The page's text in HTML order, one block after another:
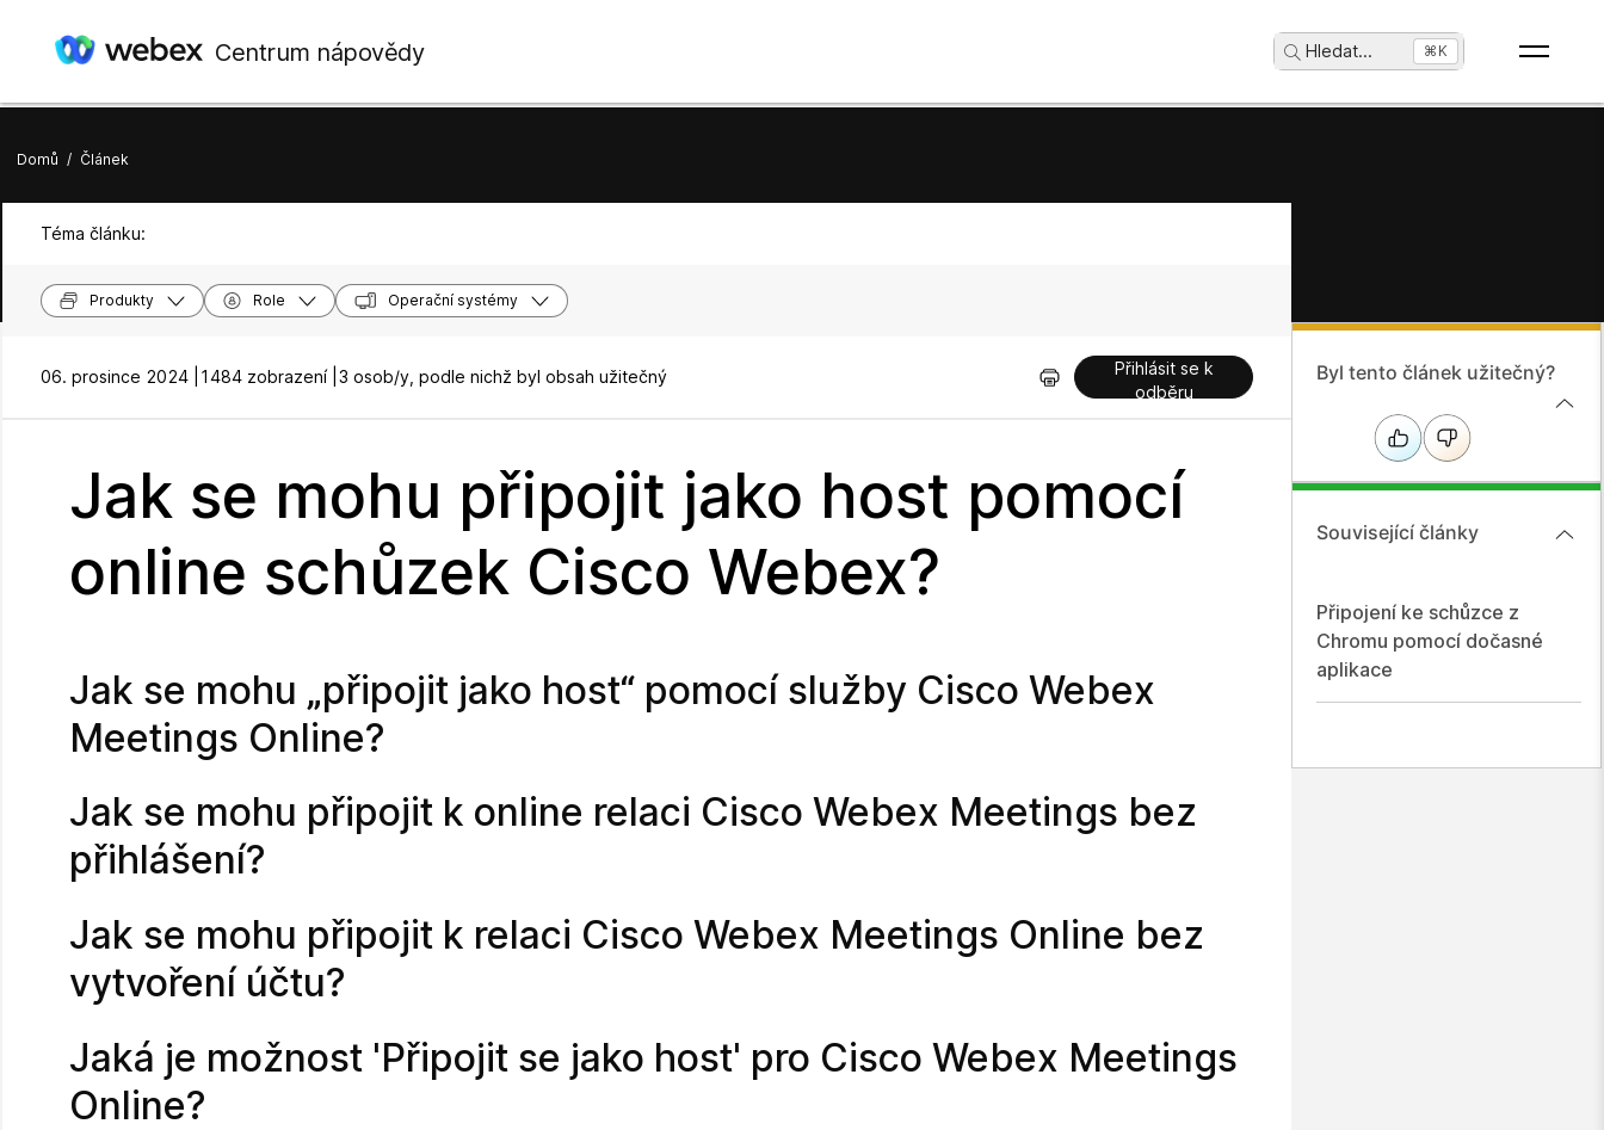
Centrum nápovědy Hledat... ⌘K
Domů / Článek
Téma článku:
Produkty Role Operační systémy
06. prosince 2024 | 1484 zobrazení | 3 osob/y, podle nichž byl obsah užitečný
Přihlásit se k
odběru
Jak se mohu připojit jako host pomocí
online schůzek Cisco Webex?
Jak se mohu „připojit jako host“ pomocí služby Cisco Webex
Meetings Online?
Jak se mohu připojit k online relaci Cisco Webex Meetings bez
přihlášení?
Jak se mohu připojit k relaci Cisco Webex Meetings Online bez
vytvoření účtu?
Jaká je možnost 'Připojit se jako host' pro Cisco Webex Meetings
Online?
Byl tento článek užitečný?
Související články
Připojení ke schůzce z
Chromu pomocí dočasné
aplikace